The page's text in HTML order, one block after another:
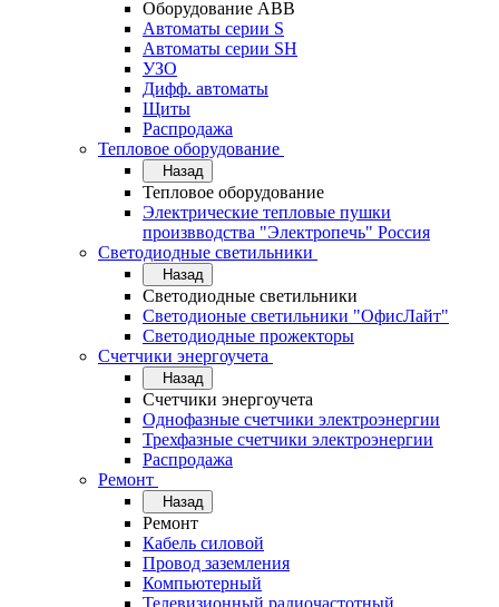
Оборудование АВВ
Автоматы серии S
Автоматы серии SH
УЗО
Дифф. автоматы
Щиты
Распродажа
Тепловое оборудование
Назад
Тепловое оборудование
Электрические тепловые пушки
произвводства "Электропечь" Россия
Светодиодные светильники
Назад
Светодиодные светильники
Светодионые светильники "ОфисЛайт"
Светодиодные прожекторы
Счетчики энергоучета
Назад
Счетчики энергоучета
Однофазные счетчики электроэнергии
Трехфазные счетчики электроэнергии
Распродажа
Ремонт
Назад
Ремонт
Кабель силовой
Провод заземления
Компьютерный
Телевизионный радиочастотный